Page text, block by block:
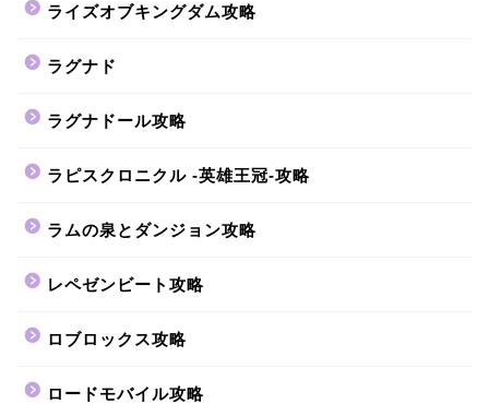
ライズオブキングダム攻略
ラグナド
ラグナドール攻略
ラピスクロニクル -英雄王冠-攻略
ラムの泉とダンジョン攻略
レペゼンビート攻略
ロブロックス攻略
ロードモバイル攻略